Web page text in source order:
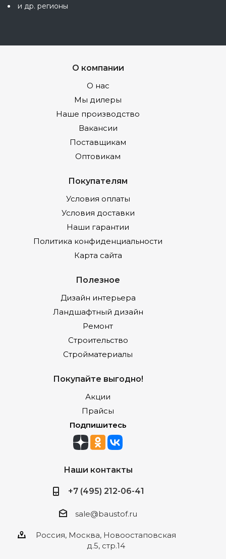
и др. регионы
О компании
О нас
Мы дилеры
Наше производство
Вакансии
Поставщикам
Оптовикам
Покупателям
Условия оплаты
Условия доставки
Наши гарантии
Политика конфиденциальности
Карта сайта
Полезное
Дизайн интерьера
Ландшафтный дизайн
Ремонт
Строительство
Стройматериалы
Покупайте выгодно!
Акции
Прайсы
Подпишитесь
Наши контакты
+7 (495) 212-06-41
sale@baustof.ru
Россия, Москва, Новоостаповская
д.5, стр.14